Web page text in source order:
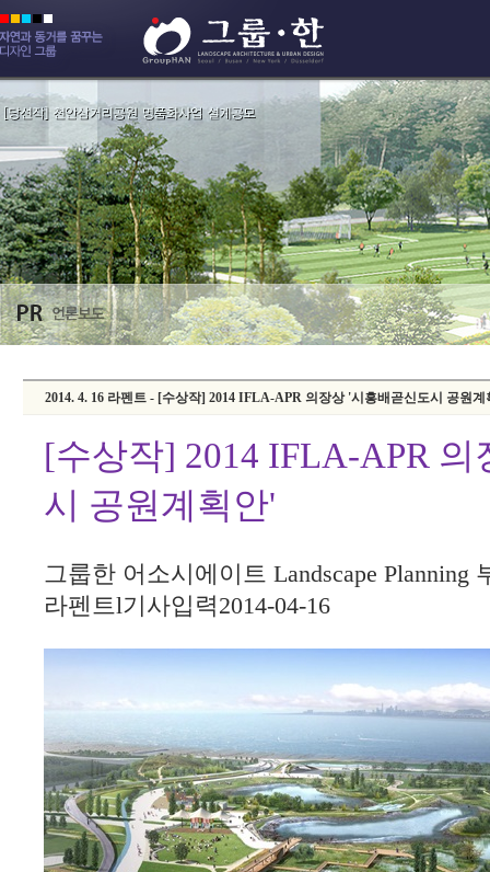
2014. 4. 16 라펜트 - [수상작] 2014 IFLA-APR 의장상 '시흥배곧신도시 공원계
[수상작] 2014 IFLA-APR
시 공원계획안'
그룹한 어소시에이트 Landscape Planning
라펜트l기사입력2014-04-16